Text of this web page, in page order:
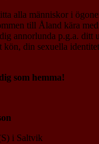
alla människor i
till Åland kära
annorlunda p.g.a. ditt
din sexuella
som hemma!
i Saltvik